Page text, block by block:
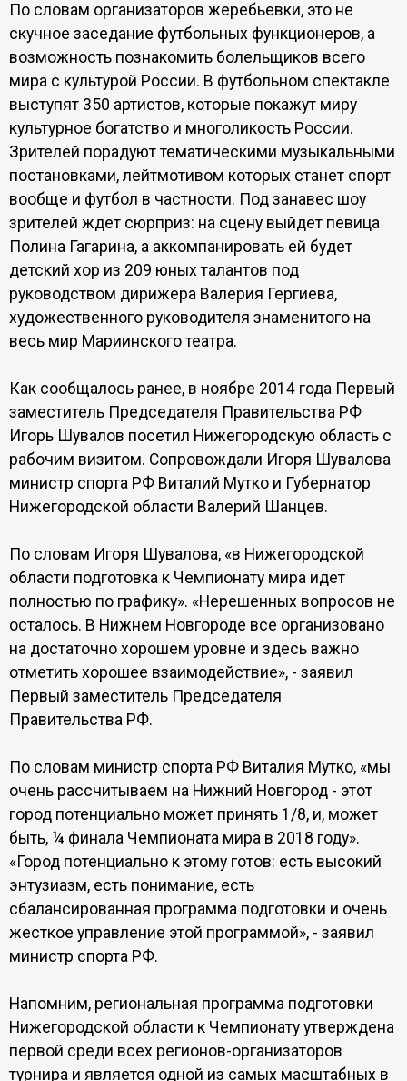
По словам организаторов жеребьевки, это не
скучное заседание футбольных функционеров, а
возможность познакомить болельщиков всего
мира с культурой России. В футбольном спектакле
выступят 350 артистов, которые покажут миру
культурное богатство и многоликость России.
Зрителей порадуют тематическими музыкальными
постановками, лейтмотивом которых станет спорт
вообще и футбол в частности. Под занавес шоу
зрителей ждет сюрприз: на сцену выйдет певица
Полина Гагарина, а аккомпанировать ей будет
детский хор из 209 юных талантов под
руководством дирижера Валерия Гергиева,
художественного руководителя знаменитого на
весь мир Мариинского театра.
Как сообщалось ранее, в ноябре 2014 года Первый
заместитель Председателя Правительства РФ
Игорь Шувалов посетил Нижегородскую область с
рабочим визитом. Сопровождали Игоря Шувалова
министр спорта РФ Виталий Мутко и Губернатор
Нижегородской области Валерий Шанцев.
По словам Игоря Шувалова, «в Нижегородской
области подготовка к Чемпионату мира идет
полностью по графику». «Нерешенных вопросов не
осталось. В Нижнем Новгороде все организовано
на достаточно хорошем уровне и здесь важно
отметить хорошее взаимодействие», - заявил
Первый заместитель Председателя
Правительства РФ.
По словам министр спорта РФ Виталия Мутко, «мы
очень рассчитываем на Нижний Новгород - этот
город потенциально может принять 1/8, и, может
быть, ¼ финала Чемпионата мира в 2018 году».
«Город потенциально к этому готов: есть высокий
энтузиазм, есть понимание, есть
сбалансированная программа подготовки и очень
жесткое управление этой программой», - заявил
министр спорта РФ.
Напомним, региональная программа подготовки
Нижегородской области к Чемпионату утверждена
первой среди всех регионов-организаторов
турнира и является одной из самых масштабных в